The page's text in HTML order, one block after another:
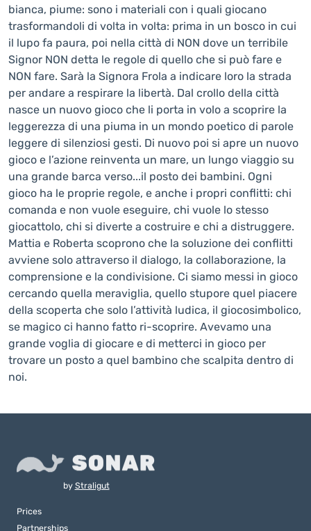
bianca, piume: sono i materiali con i quali giocano
trasformandoli di volta in volta: prima in un bosco in cui
il lupo fa paura, poi nella città di NON dove un terribile
Signor NON detta le regole di quello che si può fare e
NON fare. Sarà la Signora Frola a indicare loro la strada
per andare a respirare la libertà. Dal crollo della città
nasce un nuovo gioco che li porta in volo a scoprire la
leggerezza di una piuma in un mondo poetico di parole
leggere di silenziosi gesti. Di nuovo poi si apre un nuovo
gioco e l’azione reinventa un mare, un lungo viaggio su
una grande barca verso...il posto dei bambini. Ogni
gioco ha le proprie regole, e anche i propri conflitti: chi
comanda e non vuole eseguire, chi vuole lo stesso
giocattolo, chi si diverte a costruire e chi a distruggere.
Mattia e Roberta scoprono che la soluzione dei conflitti
avviene solo attraverso il dialogo, la collaborazione, la
comprensione e la condivisione. Ci siamo messi in gioco
cercando quella meraviglia, quello stupore quel piacere
della scoperta che solo l’attività ludica, il giocosimbolico,
se magico ci hanno fatto ri-scoprire. Avevamo una
grande voglia di giocare e di metterci in gioco per
trovare un posto a quel bambino che scalpita dentro di
noi.
by Straligut
Prices
Partnerships